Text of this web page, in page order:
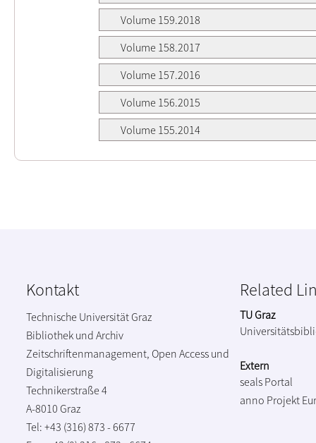
Volume 159.2018
Volume 158.2017
Volume 157.2016
Volume 156.2015
Volume 155.2014
Kontakt
Technische Universität Graz
Bibliothek und Archiv
Zeitschriftenmanagement, Open Access und
Digitalisierung
Technikerstraße 4
A-8010 Graz
Tel: +43 (316) 873 - 6677
Related
TU Graz
Extern
seals Portal
anno Projekt